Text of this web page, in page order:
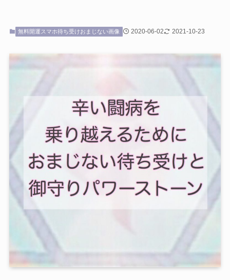
無料開運スマホ待ち受けおまじない画像 2020-06-02 2021-10-23